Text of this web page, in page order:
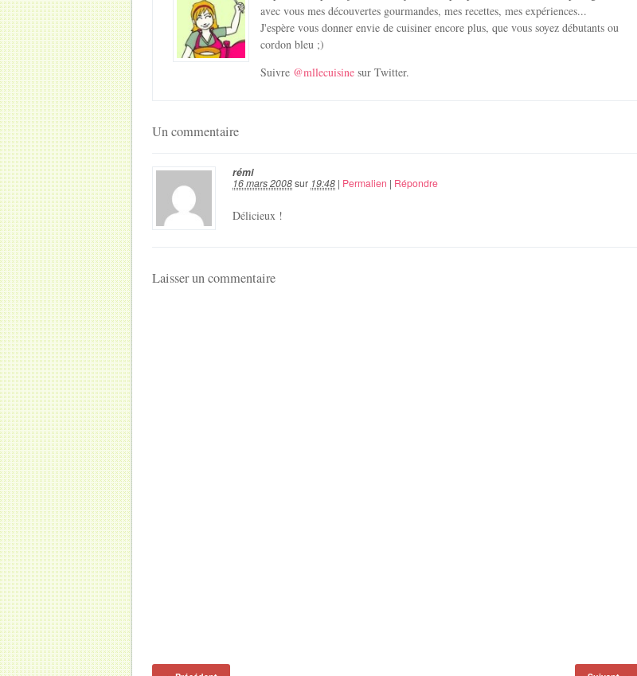
avec vous mes découvertes gourmandes, mes recettes, mes expériences...
J'espère vous donner envie de cuisiner encore plus, que vous soyez débutants ou
cordon bleu ;)
Suivre @mllecuisine sur Twitter.
Un commentaire
rémi
16 mars 2008sur 19:48 | Permalien | Répondre
Délicieux !
Laisser un commentaire